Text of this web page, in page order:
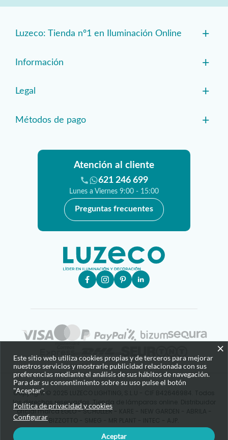
Luzeco: Tienda nº1 en Iluminación Online +
Información +
Legal +
Métodos de pago +
Atención al cliente
621 246 699
Lunes a Viernes 9:00 - 15:00
Preguntas frecuentes
Copyright © 2025 LUZECO LIGHTING, S.L.U - CIF B42646984. Todos
los derechos reservados. Tienda de lámparas online. Distribuidor
oficial marca EGLO - SCHULLER - KARE - NEW GARDEN - ABRILA -
×
Este sitio web utiliza cookies propias y de terceros para mejorar
nuestros servicios y mostrarle publicidad relacionada con sus
preferencias mediante el análisis de sus hábitos de navegación.
Para dar su consentimiento sobre su uso pulse el botón
"Aceptar".
Política de privacidad y cookies
Configurar
Aceptar